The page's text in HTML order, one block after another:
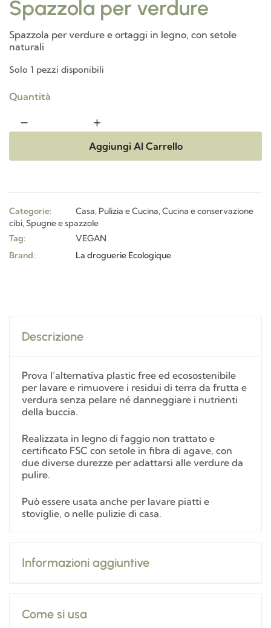
Spazzola per verdure
Spazzola per verdure e ortaggi in legno, con setole
naturali
Solo 1 pezzi disponibili
Quantità
Aggiungi Al Carrello
Categorie: Casa, Pulizia e Cucina,Cucina e conservazione
cibi,Spugne e spazzole
Tag:
VEGAN
Brand:
La droguerie Ecologique
Descrizione
Prova l’alternativa plastic free ed ecosostenibile
per lavare e rimuovere i residui di terra da frutta e
verdura senza pelare né danneggiare i nutrienti
della buccia.
Realizzata in legno di faggio non trattato e
certificato FSC con setole in fibra di agave, con
due diverse durezze per adattarsi alle verdure da
pulire.
Può essere usata anche per lavare piatti e
stoviglie, o nelle pulizie di casa.
Informazioni aggiuntive
Come si usa